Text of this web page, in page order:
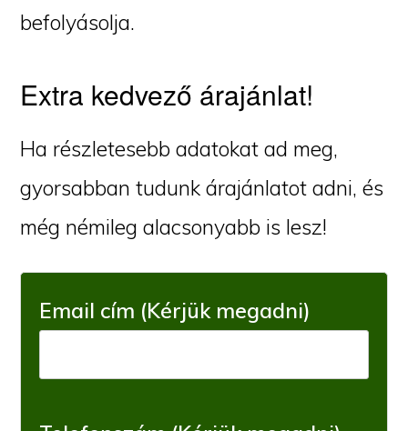
befolyásolja.
Extra kedvező árajánlat!
Ha részletesebb adatokat ad meg,
gyorsabban tudunk árajánlatot adni, és
még némileg alacsonyabb is lesz!
Email cím (Kérjük megadni)